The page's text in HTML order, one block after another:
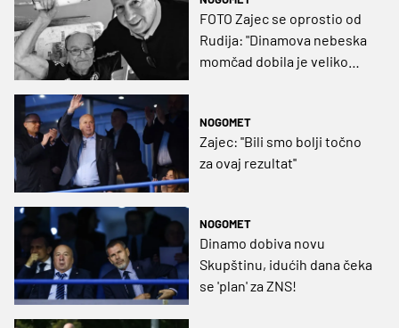
FOTO Zajec se oprostio od
Rudija: "Dinamova nebeska
momčad dobila je veliko
NOGOMET
Zajec: ''Bili smo bolji točno
za ovaj rezultat''
NOGOMET
Dinamo dobiva novu
Skupštinu, idućih dana čeka
se 'plan' za ZNS!